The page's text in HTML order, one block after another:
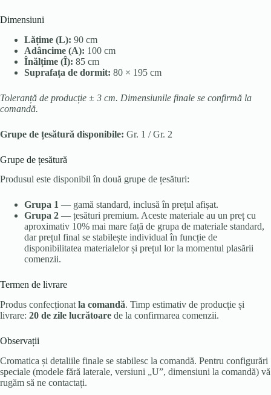
Dimensiuni
Lățime (L): 90 cm
Adâncime (A): 100 cm
Înălțime (Î): 85 cm
Suprafața de dormit: 80 × 195 cm
Toleranță de producție ± 3 cm. Dimensiunile finale se confirmă la
comandă.
Grupe de țesătură disponibile: Gr. 1 / Gr. 2
Grupe de țesătură
Produsul este disponibil în două grupe de țesături:
Grupa 1 — gamă standard, inclusă în prețul afișat.
Grupa 2 — țesături premium. Aceste materiale au un preț cu
aproximativ 10% mai mare față de grupa de materiale standard,
dar prețul final se stabilește individual în funcție de
disponibilitatea materialelor și prețul lor la momentul plasării
comenzii.
Termen de livrare
Produs confecționat la comandă. Timp estimativ de producție și
livrare: 20 de zile lucrătoare de la confirmarea comenzii.
Observații
Cromatica și detaliile finale se stabilesc la comandă. Pentru configurări
speciale (modele fără laterale, versiuni „U”, dimensiuni la comandă) vă
rugăm să ne contactați.